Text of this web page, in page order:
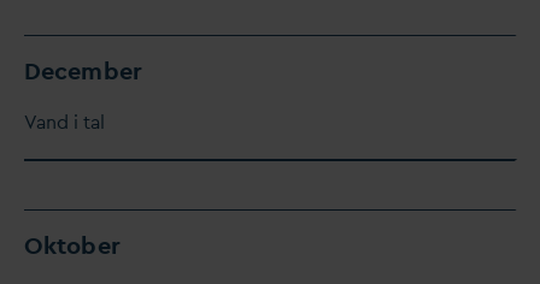
December
Vand i tal
Oktober